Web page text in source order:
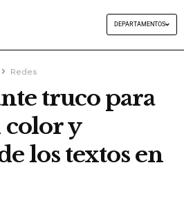
DEPARTAMENTOS
Redes
truco para
color y
los textos en